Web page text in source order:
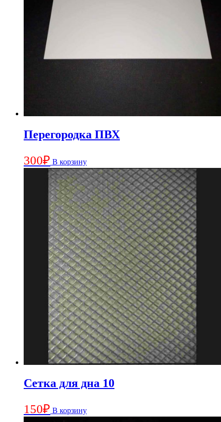
Перегородка ПВХ
300₽ В корзину
Сетка для дна 10
150₽ В корзину